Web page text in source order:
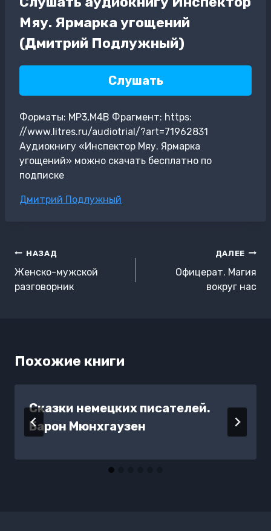
Мяу. Ярмарка угощений
(Дмитрий Подлужный)
Слушать
Форматы: MP3,M4B Фрагмент: https:
//www.litres.ru/audiotrial/?art=71962831
Аудиокнигу «Инспектор Мяу. Ярмарка
угощений» можно скачать бесплатно по
подписке
Метки
Дмитрий Подлужный
Навигация
по
записям
НАЗАД
Женско-мужской
разговорник
ДАЛЕЕ
Офицерат. Магия
вокруг нас
Похожие книги
Сказки немецких писателей.
Барон Мюнхгаузен